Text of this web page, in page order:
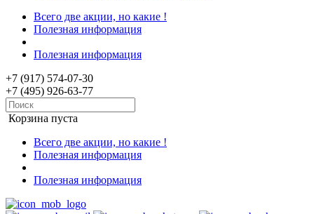
Всего две акции, но какие !
Полезная информация
Полезная информация
+7 (917) 574-07-30
+7 (495) 926-63-77
Корзина пуста
Всего две акции, но какие !
Полезная информация
Полезная информация